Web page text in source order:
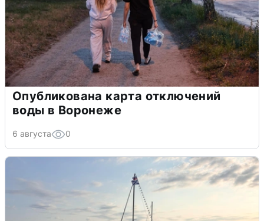
Опубликована карта отключений
воды в Воронеже
6 августа 0